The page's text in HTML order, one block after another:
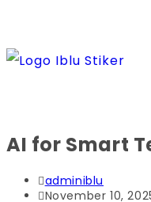
AI for Smart
adminiblu
November 10,